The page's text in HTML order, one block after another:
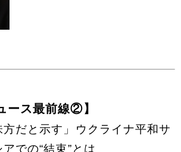
ース最前線②】
方だと示す」ウクライナ平和サ
での“結束”とは